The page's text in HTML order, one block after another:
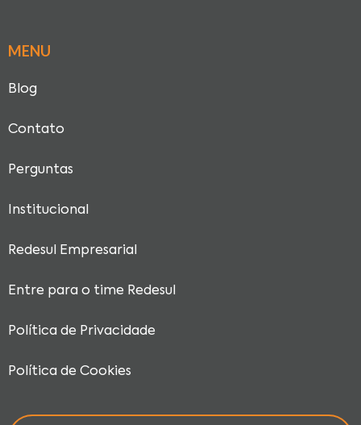
MENU
Blog
Contato
Perguntas
Institucional
Redesul Empresarial
Entre para o time Redesul
Política de Privacidade
Política de Cookies